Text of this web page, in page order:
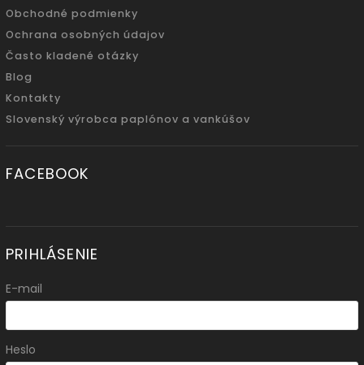
Obchodné podmienky
Ochrana osobných údajov
Často kladené otázky
Blog
Kontakty
Slovenský výrobca paplónov a vankúšov
FACEBOOK
PRIHLÁSENIE
E-mail
Heslo